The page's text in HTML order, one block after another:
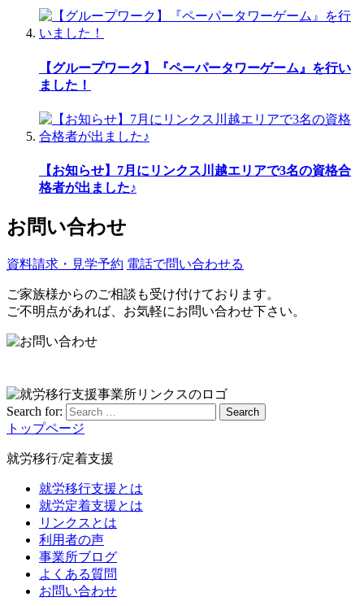
【グループワーク】『ペーパータワーゲーム』を行い
ました！
【お知らせ】7月にリンクス川越エリアで3名の資格合
格者が出ました♪
お問い合わせ
資料請求・見学予約 電話で問い合わせる
ご家族様からのご相談も受け付けております。
ご不明点があれば、お気軽にお問い合わせ下さい。
Search for: Search
トップページ
就労移行/定着支援
就労移行支援とは
就労定着支援とは
リンクスとは
利用者の声
事業所ブログ
よくある質問
お問い合わせ